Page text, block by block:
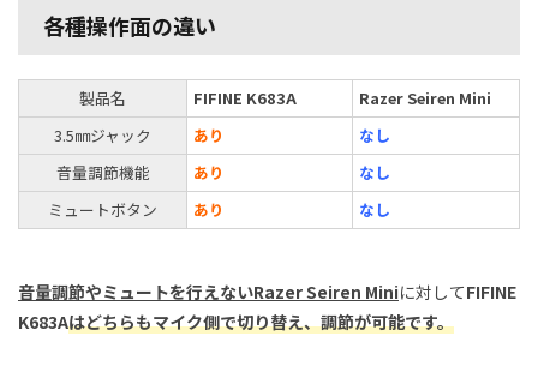
各種操作面の違い
製品名 FIFINE K683A
Razer Seiren Mini
3.5㎜ジャック
あり
なし
音量調節機能
あり
なし
ミュートボタン
あり なし
音量調節やミュートを行えないRazer Seiren Miniに対してFIFINE
K683Aはどちらもマイク側で切り替え、調節が可能です。